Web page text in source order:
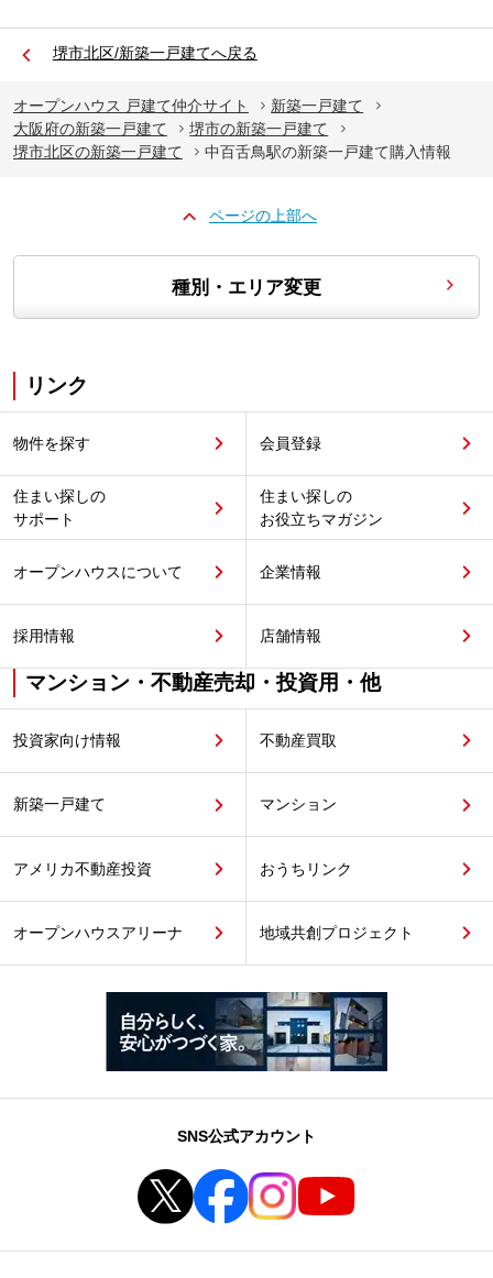
堺市北区/新築一戸建てへ戻る
オープンハウス 戸建て仲介サイト
新築一戸建て
大阪府の新築一戸建て
堺市の新築一戸建て
堺市北区の新築一戸建て
中百舌鳥駅の新築一戸建て購入情報
ページの上部へ
種別・エリア変更
リンク
物件を探す 会員登録
住まい探しの
サポート
住まい探しの
お役立ちマガジン
オープンハウスについて 企業情報
採用情報 店舗情報
マンション・不動産売却・投資用・他
投資家向け情報 不動産買取
新築一戸建て マンション
アメリカ不動産投資 おうちリンク
オープンハウスアリーナ 地域共創プロジェクト
SNS公式アカウント